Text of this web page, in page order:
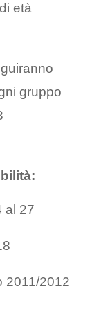
età
gruppo
al 27
2011/2012